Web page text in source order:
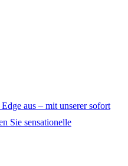
aus – mit unserer sofort
Sie sensationelle